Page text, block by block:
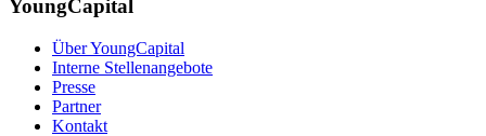
YoungCapital
Über YoungCapital
Interne Stellenangebote
Presse
Partner
Kontakt